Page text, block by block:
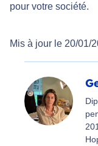
pour votre société.
Mis à jour le 20/01/